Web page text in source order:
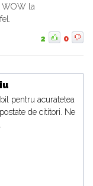
WOW la
2 0
pentru acuratetea
de cititori. Ne